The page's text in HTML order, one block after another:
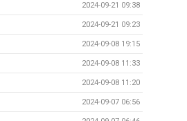
2024-09-21 09:38
2024-09-21 09:23
2024-09-08 19:15
2024-09-08 11:33
2024-09-08 11:20
2024-09-07 06:56